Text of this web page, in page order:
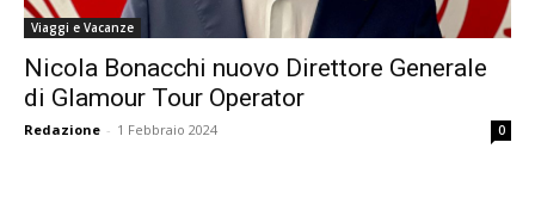
Viaggi e Vacanze
Nicola Bonacchi nuovo Direttore Generale
di Glamour Tour Operator
Redazione - 1 Febbraio 2024 0